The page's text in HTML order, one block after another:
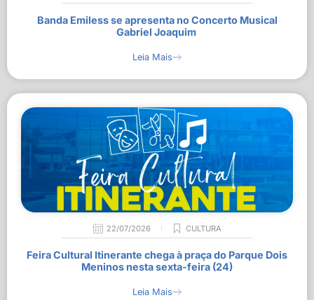
Banda Emiless se apresenta no Concerto Musical
Gabriel Joaquim
Leia Mais
22/07/2026 CULTURA
Feira Cultural Itinerante chega à praça do Parque Dois
Meninos nesta sexta-feira (24)
Leia Mais